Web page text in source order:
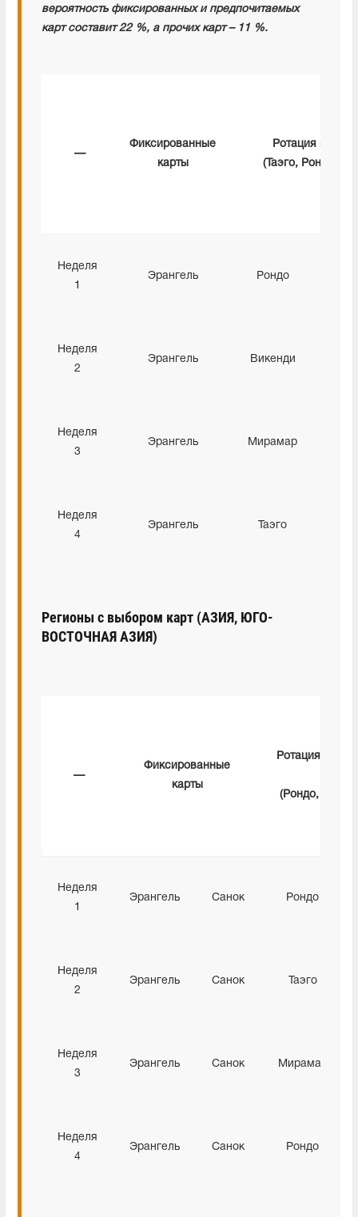
вероятность фиксированных и предпочитаемых
карт составит 22 %, а прочих карт – 11 %.
—
Фиксированные
карты
Ротация
(Таэго, Рондо,
Неделя
1
Эрангель Рондо
Неделя
2
Эрангель Викенди
Неделя
3
Эрангель Мирамар
Неделя
4
Эрангель Таэго
Регионы с выбором карт (АЗИЯ, ЮГО-
ВОСТОЧНАЯ АЗИЯ)
—
Фиксированные
карты
Ротация
(Рондо,
Неделя
1
Эрангель Санок Рондо
Неделя
2
Эрангель Санок Таэго
Неделя
3
Эрангель Санок Мирамар
Неделя
4
Эрангель Санок Рондо